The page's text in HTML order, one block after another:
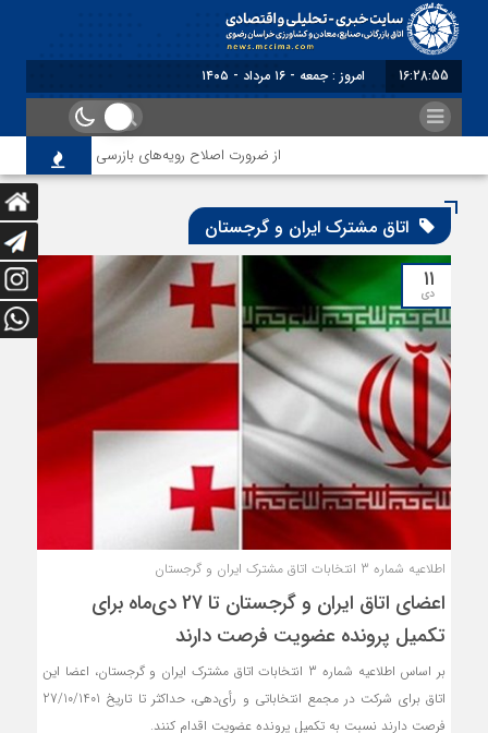
16:28:55 امروز : جمعه - ۱۶ مرداد - ۱۴۰۵
از ضرورت اصلاح رویه‌های بازرسی تا لزوم اصلاح
اتاق مشترک ایران و گرجستان
۱۱
دی
اطلاعیه شماره 3 انتخابات اتاق مشترک ایران و گرجستان
اعضای اتاق ایران و گرجستان تا 27 دی‌ماه برای
تکمیل پرونده عضویت فرصت دارند
بر اساس اطلاعیه شماره 3 انتخابات اتاق مشترک ایران و گرجستان، اعضا این
اتاق برای شرکت در مجمع انتخاباتی و رأی‌دهی، حداکثر تا تاریخ 27/10/1401
فرصت دارند نسبت به تکمیل پرونده عضویت اقدام کنند.